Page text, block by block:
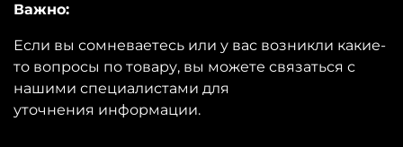
Важно:
Если вы сомневаетесь или у вас возникли какие-
то вопросы по товару, вы можете связаться с
нашими специалистами для
уточнения информации.